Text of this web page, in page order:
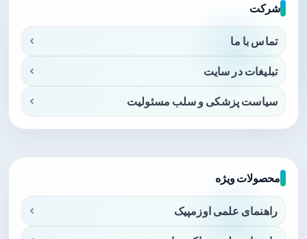
شرکت
تماس با ما
تبلیغات در سایت
سیاست پزشکی و سلب مسئولیت
محصولات ویژه
راهنمای علمی اوزمپیک